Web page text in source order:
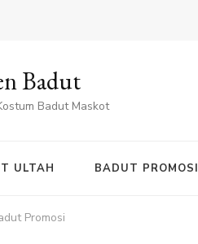
Badut
Badut Maskot
ULTAH BADUT PROMOSI
Promosi